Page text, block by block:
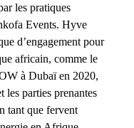
les pratiques
Events. Hyve
d’engagement pour
africain, comme le
à Dubaï en 2020,
les parties prenantes
tant que fervent